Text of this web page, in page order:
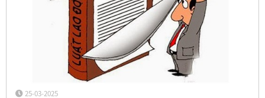
25-03-2025